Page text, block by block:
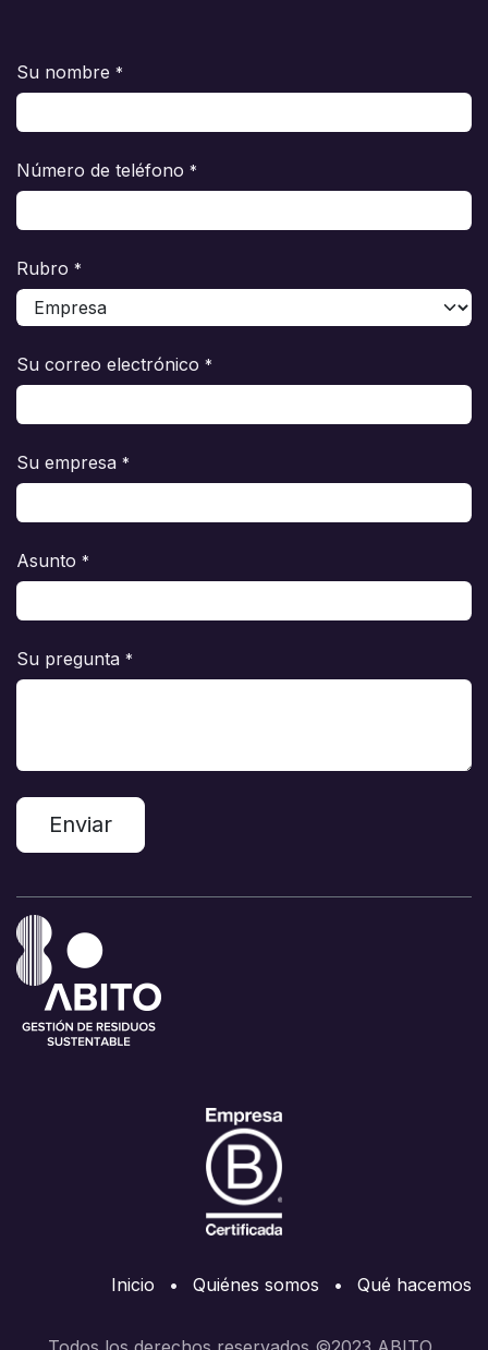
Su nombre *
Número de teléfono *
Rubro *
Su correo electrónico *
Su empresa *
Asunto *
Su pregunta *
Enviar
Inicio • Quiénes somos • Qué hacemos